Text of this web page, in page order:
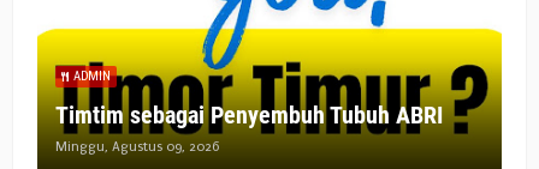
ADMIN
Timtim sebagai Penyembuh Tubuh ABRI
Minggu, Agustus 09, 2026